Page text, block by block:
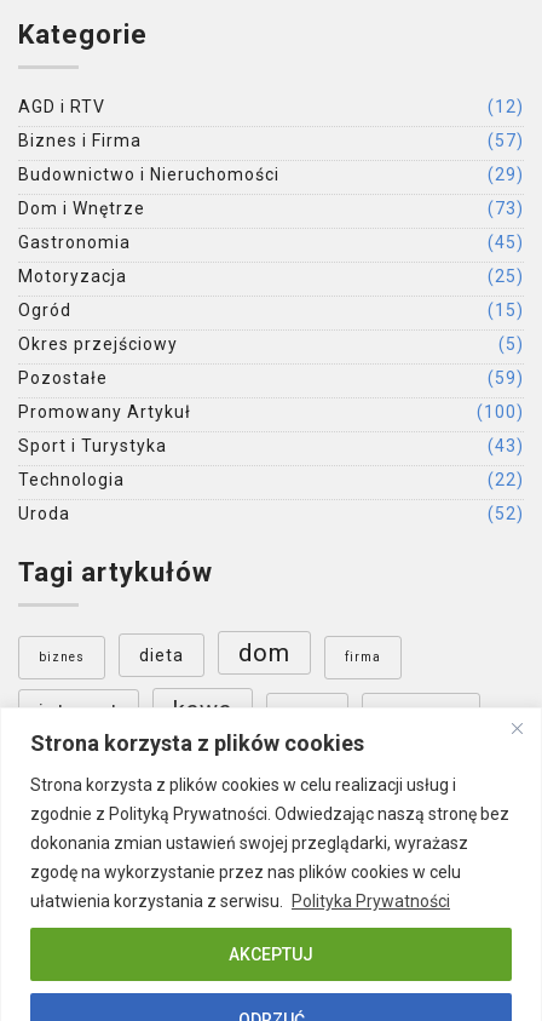
Strona korzysta z plików cookies
Strona korzysta z plików cookies w celu realizacji usług i
zgodnie z Polityką Prywatności. Odwiedzając naszą stronę bez
dokonania zmian ustawień swojej przeglądarki, wyrażasz
zgodę na wykorzystanie przez nas plików cookies w celu
ułatwienia korzystania z serwisu.
Polityka Prywatności
AKCEPTUJ
Kategorie
AGD i RTV
(12)
Biznes i Firma
(57)
Budownictwo i Nieruchomości
(29)
Dom i Wnętrze
(73)
Gastronomia
(45)
Motoryzacja
(25)
Ogród
(15)
Okres przejściowy
(5)
Pozostałe
(59)
Promowany Artykuł
(100)
Sport i Turystyka
(43)
Technologia
(22)
Uroda
(52)
Tagi artykułów
biznes dieta dom firma
internet kawa
szkolenia Warszawa wnętrza